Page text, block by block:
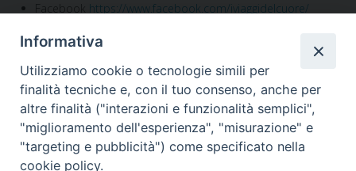
Facebook https://www.facebook.com/iviaggidelcuore/
Notificheapp
Il 2 Giugno e la presenza
della nostra chiesa
A 60 anni dalla morte di Papa
Informativa
Utilizziamo cookie o tecnologie simili per
finalità tecniche e, con il tuo consenso, anche per
altre finalità ("interazioni e funzionalità semplici",
"miglioramento dell'esperienza", "misurazione" e
"targeting e pubblicità") come specificato nella
cookie policy.